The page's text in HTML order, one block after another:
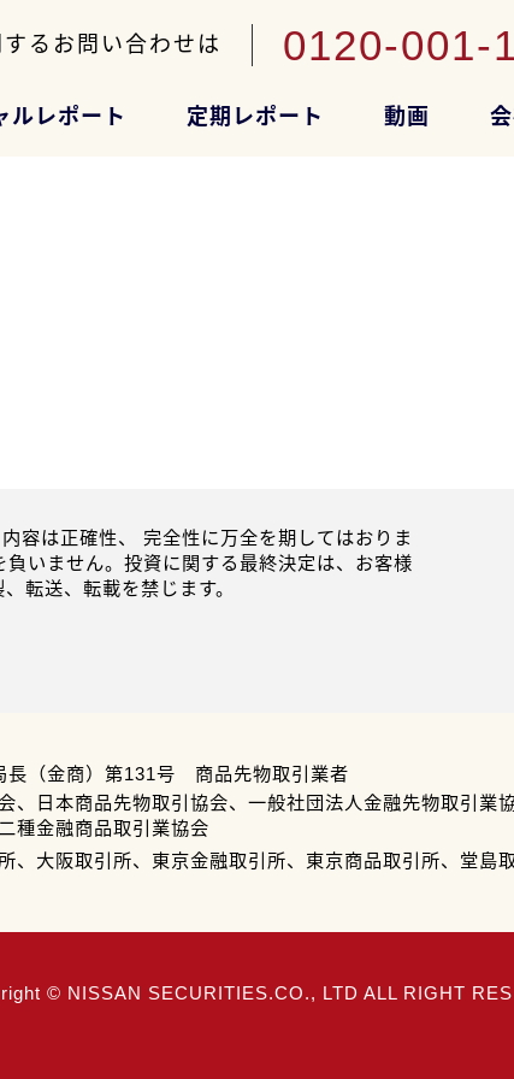
るお問い合わせは 0120-001-
ルレポート 定期レポート 動画
容は正確性、 完全性に万全を期してはおりま
いません。投資に関する最終決定は、お客様
転送、転載を禁じます。
（金商）第131号 商品先物取引業者
、日本商品先物取引協会、一般社団法人金融先物取引業
種金融商品取引業協会
、大阪取引所、東京金融取引所、東京商品取引所、堂島
© NISSAN SECURITIES.CO., LTD ALL RIGHT